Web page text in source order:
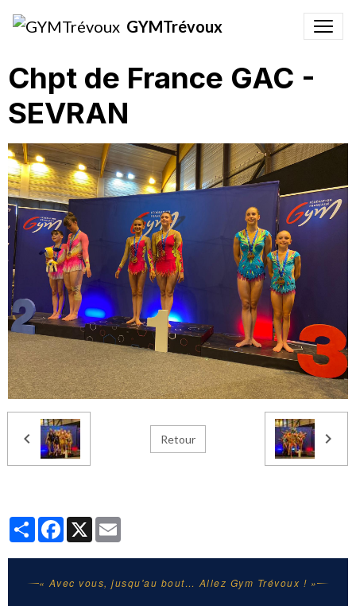
GYMTrévoux
Chpt de France GAC -
SEVRAN
Retour
PartagerFacebook
X
« Avec vous, jusqu'au bout… Allez Gym Trévoux ! »